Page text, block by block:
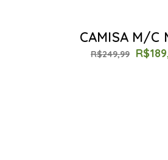
CAMISA M/C
R$249,99 R$